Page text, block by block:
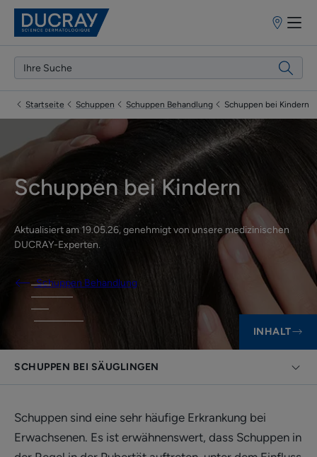
Startseite Schuppen Schuppen Behandlung Schuppen bei Kindern
Schuppen bei Kindern
Aktualisiert am 19.05.26, genehmigt von unsere medizinischen
DUCRAY-Experten.
Schuppen Behandlung
INHALT
SCHUPPEN BEI SÄUGLINGEN
Schuppen sind eine sehr häufige Erkrankung bei
Erwachsenen. Es ist erwähnenswert, dass Schuppen in